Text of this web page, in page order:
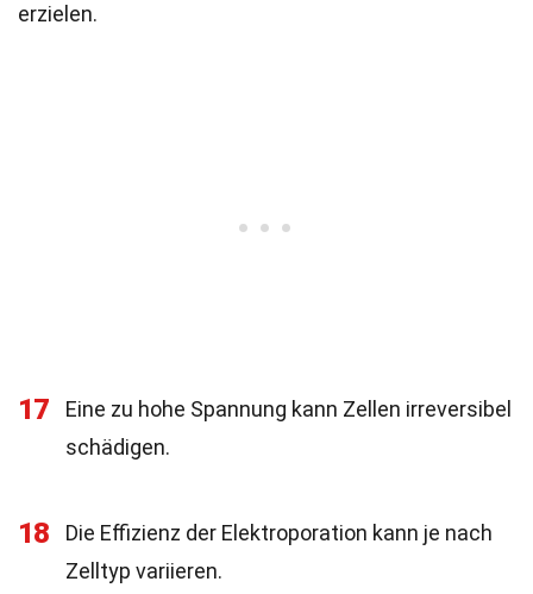
erzielen.
17
Eine zu hohe Spannung kann Zellen irreversibel
schädigen.
18
Die Effizienz der Elektroporation kann je nach
Zelltyp variieren.